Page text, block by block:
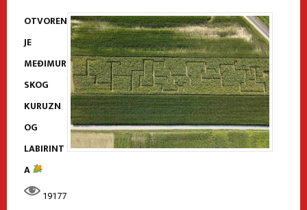
OTVOREN
JE
MEĐIMUR
SKOG
KURUZN
OG
LABIRINT
A
19177